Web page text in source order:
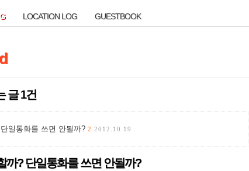
LOCATION LOG
LOCATION LOG GUESTBOOK
GUESTBOOK
글 1건
일통화를 쓰면 안될까? 2 2012.10.19
까? 단일통화를 쓰면 안될까?
까? 단일통화를 쓰면 안될까?